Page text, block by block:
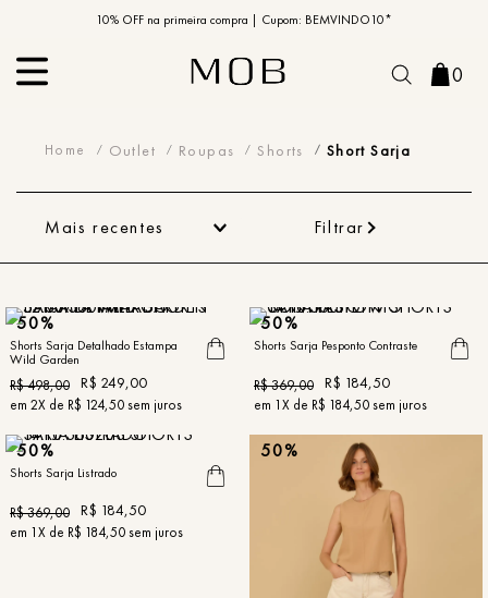
PIX MOB | 5%OFF - Seu look merece!
10% OFF na primeira compra | Cupom: BEMVINDO10*
0
Short Sarja
Outlet Roupas Shorts Short Sarja
Mais recentes Filtrar
50%
Shorts Sarja Detalhado Estampa
Wild Garden
R$498,00 R$ 249,00
em 2X de R$ 124,50sem juros
50%
Shorts Sarja Pesponto Contraste
R$369,00 R$ 184,50
em 1X de R$ 184,50sem juros
50%
Shorts Sarja Listrado
R$369,00 R$ 184,50
em 1X de R$ 184,50sem juros
50%